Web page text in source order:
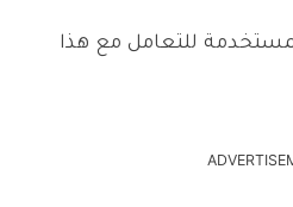
للتعامل مع هذا